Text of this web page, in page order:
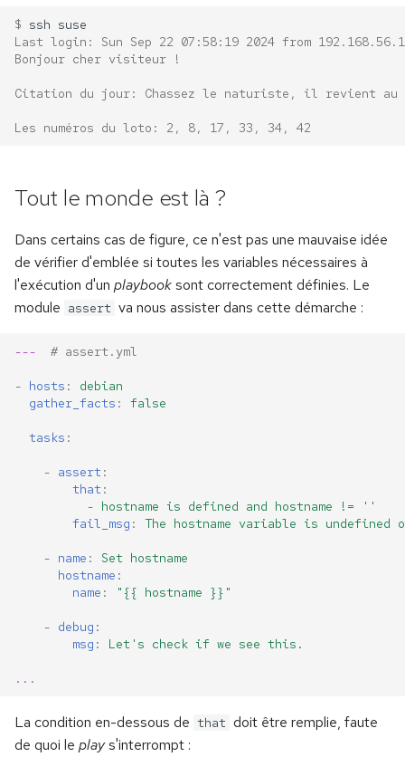
$ ssh
Last login: Sun Sep 22 07:58:19 2024 from
Bonjour cher visiteur !
Citation du jour: Chassez le naturiste, il revient au
Les numéros du loto: 2, 8, 17, 33, 34, 42
Tout le monde est là ?
Dans certains cas de figure, ce n'est pas une mauvaise idée
de vérifier d'emblée si toutes les variables nécessaires à
l'exécution d'un playbooksont correctement définies. Le
module assert va nous assister dans cette démarche :
--- # assert.yml
- hosts :
debian
gather_facts : false
tasks :
- assert :
that :
- hostname is defined and hostname != ''
fail_msg : The hostname variable is undefined
- name :
Set hostname
hostname :
name : "{{ hostname }}"
- debug :
msg : Let's check if we see this.
...
La condition en-dessous de that doit être remplie, faute
de quoi le plays'interrompt :